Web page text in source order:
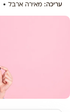
עריכה: מאירה ארבל